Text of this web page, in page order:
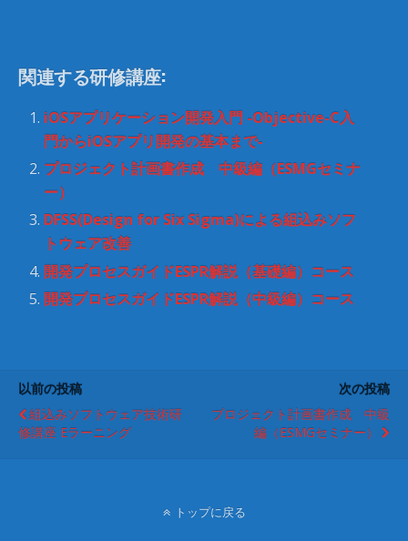
い
ウ
ン
ド
ウ
で
開
き
ま
す
ク
し
て
だ
さ
い
(
し
ン
ド
ウ
で
開
き
ま
す
関連する研修講座:
iOSアプリケーション開発入門 -Objective-C入
門からiOSアプリ開発の基本まで-
プロジェクト計画書作成 中級編（ESMGセミナ
ー）
DFSS(Design for Six Sigma)による組込みソフ
トウェア改善
開発プロセスガイドESPR解説（基礎編）コース
開発プロセスガイドESPR解説（中級編）コース
以前の投稿
組込みソフトウェア技術研
修講座 Eラーニング
次の投稿
プロジェクト計画書作成 中級
編（ESMGセミナー）
トップに戻る